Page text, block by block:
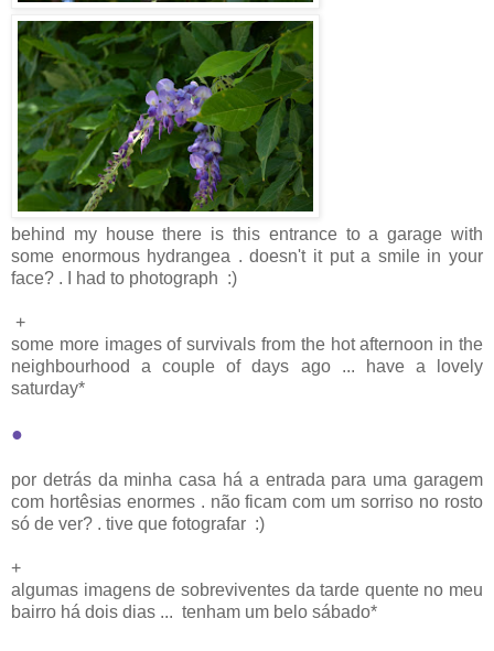
behind my house there is this entrance to a garage with
some enormous hydrangea . doesn't it put a smile in your
face? . I had to photograph :)
+
some more images of survivals from the hot afternoon in the
neighbourhood a couple of days ago ... have a lovely
saturday*
●
por detrás da minha casa há a entrada para uma garagem
com hortêsias enormes . não ficam com um sorriso no rosto
só de ver? . tive que fotografar :)
+
algumas imagens de sobreviventes da tarde quente no meu
bairro há dois dias ... tenham um belo sábado*